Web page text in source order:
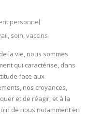
personnel
, soin,vaccins
la vie, nous sommes
qui caractérise, dans
face aux
nos croyances,
et de réagir, et à la
de nous notamment en